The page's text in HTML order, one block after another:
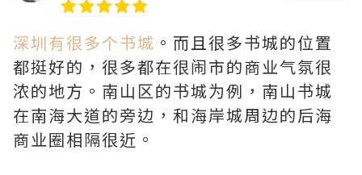
深圳有很多个书城 。而且很多书城的位置
都挺好的，很多都在很闹市的商业气氛很
浓的地方。南山区的书城为例，南山书城
在南海大道的旁边，和海岸城周边的后海
商业圈相隔很近。